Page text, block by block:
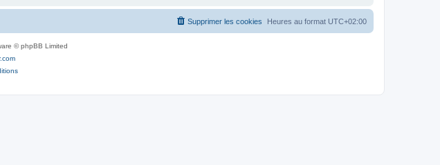
Heures au format UTC+02:00
Supprimer les cookies
© phpBB Limited